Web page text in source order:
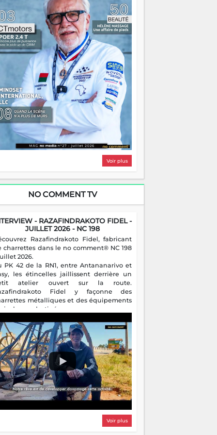
on pourrait s'arrêter là, applaudir et
chez soi satisfait. Mais ce serait
à côté d'une chose essentielle. La
ça brûle fort — et parfois, ça brûle
Une flamme sans direction peut
autant qu'elle peut consumer. C'est
que les aînés entrent en scène — pas
reprendre le gouvernail, mais pour
où sont les récifs. Les jeunes ont la
les vieux ont l'expérience, comme on
Ce n'est pas un combat de générations
c'est une question d'équipage. Partagez
réussites, mais aussi vos échecs. Surtout
échecs, d'ailleurs — ils enseignent
que n'importe quel manuel. À
la barque avance. Il faut juste
que tout le monde rame dans le
Voir plus
NO COMMENT TV
- RAZAFINDRAKOTO FIDEL -
JUILLET 2026 - NC 198
Razafindrakoto Fidel, fabricant
charrettes dans le no comment® NC 198
2026.
PK 42 de la RN1, entre Antananarivo et
les étincelles jaillissent derrière un
atelier ouvert sur la route.
Fidel y façonne des
métalliques et des équipements
destinés aux campagnes
il perpétue un métier discret mais
Voir plus